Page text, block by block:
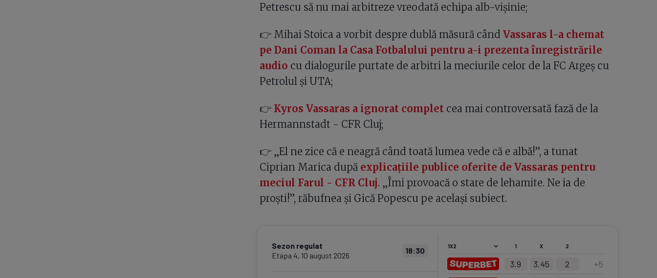
Petrescu să nu mai arbitreze vreodată echipa alb-vișinie;
👉 Mihai Stoica a vorbit despre dublă măsură când Vassaras l-a chemat
pe Dani Coman la Casa Fotbalului pentru a-i prezenta înregistrările
audio cu dialogurile purtate de arbitri la meciurile celor de la FC Argeș cu
Petrolul și UTA;
👉Kyros Vassaras a ignorat completcea mai controversată fază de la
Hermannstadt - CFR Cluj;
👉 „El ne zice că e neagră când toată lumea vede că e albă!”, a tunat
Ciprian Marica după explicațiile publice oferite de Vassaras pentru
meciul Farul - CFR Cluj. „Îmi provoacă o stare de lehamite. Ne ia de
proști!”, răbufnea și Gică Popescu pe același subiect.
Sezon regulat
Etapa 4, 10 august 2026
18:30 1 X 2
3.9 3.45 2 +5